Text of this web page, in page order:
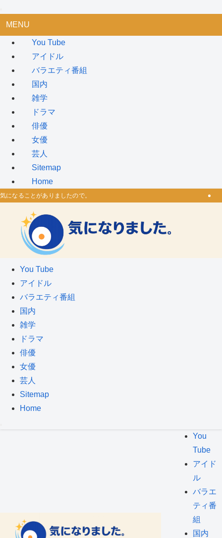
MENU
You Tube
アイドル
バラエティ番組
国内
雑学
ドラマ
俳優
女優
芸人
Sitemap
Home
気になることがありましたので。
You Tube
アイドル
バラエティ番組
国内
雑学
ドラマ
俳優
女優
芸人
Sitemap
Home
You
Tube
アイド
ル
バラエ
ティ番
組
国内